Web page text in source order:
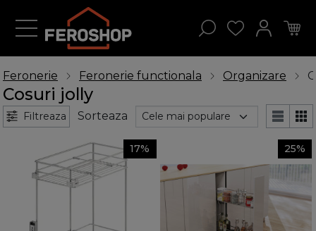
Feronerie Feronerie functionala Organizare
Cosuri jolly
Filtreaza Sorteaza
17% 25%